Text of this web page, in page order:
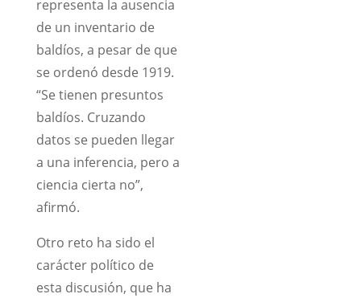
representa la ausencia
de un inventario de
baldíos, a pesar de que
se ordenó desde 1919.
“Se tienen presuntos
baldíos. Cruzando
datos se pueden llegar
a una inferencia, pero a
ciencia cierta no”,
afirmó.
Otro reto ha sido el
carácter político de
esta discusión, que ha